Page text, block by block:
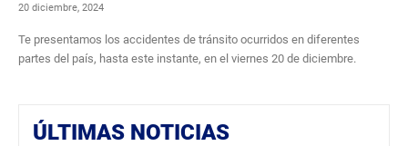
20 diciembre, 2024
Te presentamos los accidentes de tránsito ocurridos en diferentes
partes del país, hasta este instante, en el viernes 20 de diciembre.
ÚLTIMAS NOTICIAS